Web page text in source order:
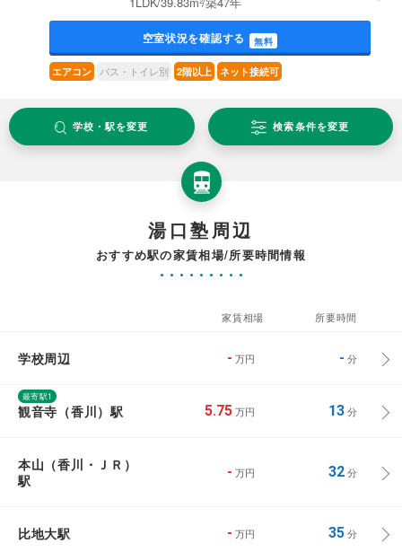
空室状況を確認する 無料
エアコン バス・トイレ別 2階以上 ネット接続可
学校・駅を変更 検索条件を変更
湯口塾周辺
おすすめ駅の家賃相場/所要時間情報
家賃相場 所要時間
学校周辺 - 万円 - 分
最寄駅1
観音寺（香川）駅 5.75 万円 13分
本山（香川・ＪＲ）
駅
- 万円 32分
比地大駅 - 万円 35分